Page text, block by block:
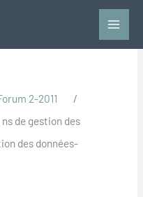
2-2011
/
de gestion des
des données-